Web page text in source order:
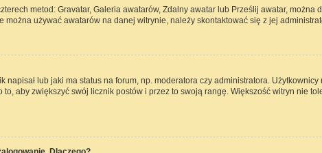
metod: Gravatar, Galeria awatarów, Zdalny awatar lub Prześlij awatar, można
używać awatarów na danej witrynie, należy skontaktować się z jej
lub jaki ma status na forum, np. moderatora czy administratora.
aby zwiększyć swój licznik postów i przez to swoją rangę. Większość witryn nie